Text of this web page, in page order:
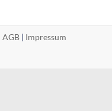
AGB | Impressum